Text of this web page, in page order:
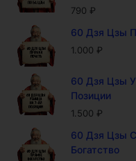
790 ₽
60 Дзя Цзы
1.000 ₽
60 Дзя Цзы
Позиции
1.500 ₽
60 Дзя Цзы
Богатство